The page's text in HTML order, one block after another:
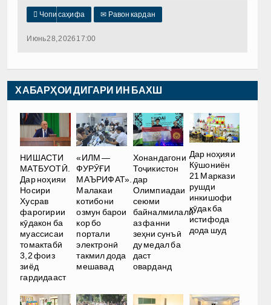
 Чопи саҳифа ✉ Равон кардан
Июнь 28, 2026 17:00
ХАБАРҲОИ ДИГАРИ ИН БАХШ
НИШАСТИ
МАТБУОТӢ.
Дар ноҳияи
Носири
Хусрав
фарогирии
кӯдакон ба
муассисаи
томактабӣ
3,2 фоиз
зиёд
гардидааст
«ИЛМ —
ФУРӮҒИ
МАЪРИФАТ».
Малакаи
котибони
озмун барои
кор бо
портали
электронӣ
такмил дода
мешавад
Хонандагони
Тоҷикистон
дар
Олимпиадаи
сеюми
байналмилалӣ
аз фанни
зеҳни сунъӣ
ду медал ба
даст
оварданд
Дар ноҳияи
Кӯшониён
21 Маркази
рушди
инкишофи
кӯдак ба
истифода
дода шуд